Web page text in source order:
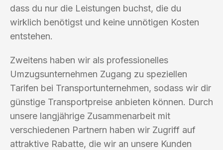
dass du nur die Leistungen buchst, die du
wirklich benötigst und keine unnötigen Kosten
entstehen.
Zweitens haben wir als professionelles
Umzugsunternehmen Zugang zu speziellen
Tarifen bei Transportunternehmen, sodass wir dir
günstige Transportpreise anbieten können. Durch
unsere langjährige Zusammenarbeit mit
verschiedenen Partnern haben wir Zugriff auf
attraktive Rabatte, die wir an unsere Kunden